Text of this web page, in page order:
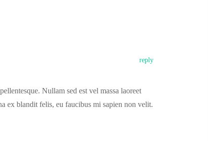
reply
Nullam sed est vel massa laoreet
ex blandit felis, eu faucibus mi sapien non velit.